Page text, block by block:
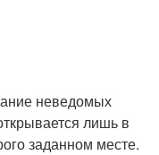
неведомых
лишь в
заданном месте.